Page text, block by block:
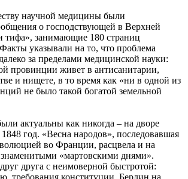
научной медицины были
о господствующей в Верхней
тифа», занимающие 180 страниц
указывали на то, что проблема
за пределами медицинской науки:
провинции живет в антисанитарии,
и нищете, в то время как «ни в одной из
не было такой богатой земельной
актуальны как никогда – на дворе
год. «Весна народов», последовавшая
во Франции, расцвела и на
«мартовскими днями».
друга с неимоверной быстротой:
требования конституции, Берлин на